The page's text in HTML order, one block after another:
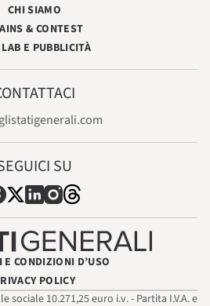
CHI SIAMO
& CONTEST
E PUBBLICITÀ
SU
CONDIZIONI D’USO
POLICY
sociale 10.271,25 euro i.v. - Partita I.V.A. e